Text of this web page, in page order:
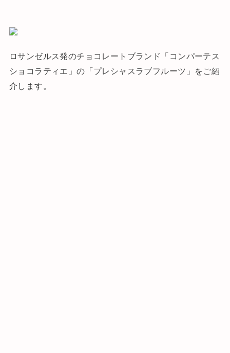
ロサンゼルス発のチョコレートブランド「コンパーテス
ショコラティエ」の「プレシャスラブフルーツ」をご紹
介します。